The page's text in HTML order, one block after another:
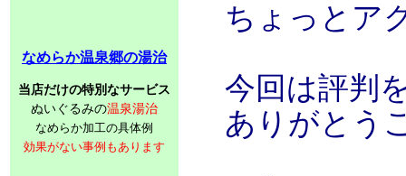
なめらか温泉郷の湯治
当店だけの特別なサービス
ぬいぐるみの温泉湯治
なめらか加工の具体例
効果がない事例もあります
ちょっとア
今回は評判
ありがとう